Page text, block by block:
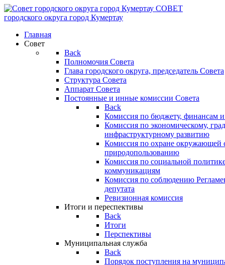
СОВЕТ
городского округа город Кумертау
Главная
Совет
Back
Полномочия Совета
Глава городского округа, председатель Совета
Структура Совета
Аппарат Совета
Постоянные и инные комиссии Совета
Back
Комиссия по бюджету, финансам и
Комиссия по экономическому,
инфраструктурному развитию
Комиссия по охране окружающей
природопользованию
Комиссия по социальной
коммуникациям
Комиссия по соблюдению
депутата
Ревизионная комиссия
Итоги и переспективы
Back
Итоги
Перспективы
Муниципальная служба
Back
Порядок поступления на